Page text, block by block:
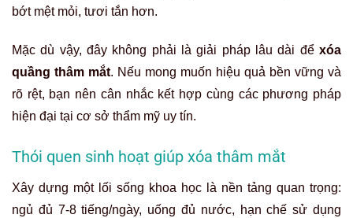
bớt mệt mỏi, tươi tắn hơn.
Mặc dù vậy, đây không phải là giải pháp lâu dài để xóa
quầng thâm mắt. Nếu mong muốn hiệu quả bền vững và
rõ rệt, bạn nên cân nhắc kết hợp cùng các phương pháp
hiện đại tại cơ sở thẩm mỹ uy tín.
Thói quen sinh hoạt giúp xóa thâm mắt
Xây dựng một lối sống khoa học là nền tảng quan trọng:
ngủ đủ 7-8 tiếng/ngày, uống đủ nước, hạn chế sử dụng